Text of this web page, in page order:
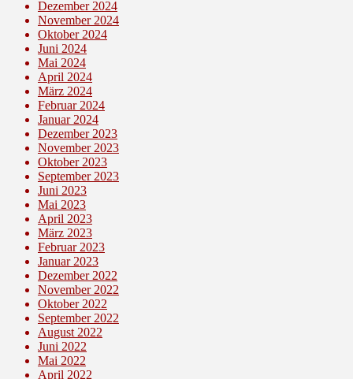
Dezember 2024
November 2024
Oktober 2024
Juni 2024
Mai 2024
April 2024
März 2024
Februar 2024
Januar 2024
Dezember 2023
November 2023
Oktober 2023
September 2023
Juni 2023
Mai 2023
April 2023
März 2023
Februar 2023
Januar 2023
Dezember 2022
November 2022
Oktober 2022
September 2022
August 2022
Juni 2022
Mai 2022
April 2022